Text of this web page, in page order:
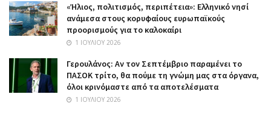
«Ήλιος, πολιτισμός, περιπέτεια»: Ελληνικό νησί
ανάμεσα στους κορυφαίους ευρωπαϊκούς
προορισμούς για το καλοκαίρι
1 ΙΟΥΛΊΟΥ 2026
Γερουλάνος: Αν τον Σεπτέμβριο παραμένει το
ΠΑΣΟΚ τρίτο, θα πούμε τη γνώμη μας στα όργανα,
όλοι κρινόμαστε από τα αποτελέσματα
1 ΙΟΥΛΊΟΥ 2026